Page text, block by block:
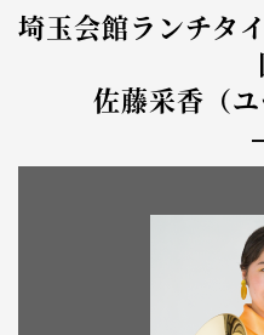
埼玉会館ランチタ
佐藤采香（ユ